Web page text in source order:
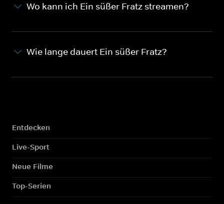
Wo kann ich Ein süßer Fratz streamen?
Wie lange dauert Ein süßer Fratz?
Entdecken
Live-Sport
Neue Filme
Top-Serien